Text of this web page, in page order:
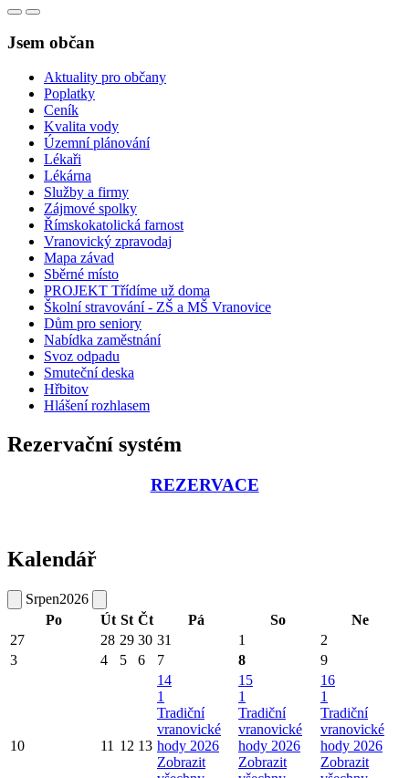
Jsem občan
Aktuality pro občany
Poplatky
Ceník
Kvalita vody
Územní plánování
Lékaři
Lékárna
Služby a firmy
Zájmové spolky
Římskokatolická farnost
Vranovický zpravodaj
Mapa závad
Sběrné místo
PROJEKT Třídíme už doma
Školní stravování - ZŠ a MŠ Vranovice
Dům pro seniory
Nabídka zaměstnání
Svoz odpadu
Smuteční deska
Hřbitov
Hlášení rozhlasem
Rezervační systém
REZERVACE
Kalendář
Srpen2026
Po
Út St Čt Pá So
Ne
27
28 29 30 31 1
2
3
4 5 6 7 8 9
10 11 12 13
14
1
Tradiční
vranovické
hody 2026
Zobrazit
15
1
Tradiční
vranovické
hody 2026
Zobrazit
16
1
Tradiční
vranovické
hody 2026
Zobrazit